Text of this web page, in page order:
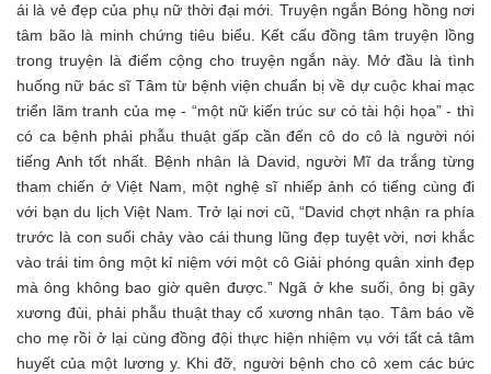
ái là vẻ đẹp của phụ nữ thời đại mới. Truyện ngắn Bóng hồng nơi
tâm bão là minh chứng tiêu biểu. Kết cấu đồng tâm truyện lồng
trong truyện là điểm cộng cho truyện ngắn này. Mở đầu là tình
huống nữ bác sĩ Tâm từ bệnh viện chuẩn bị về dự cuộc khai mạc
triển lãm tranh của mẹ - “một nữ kiến trúc sư có tài hội họa” - thì
có ca bệnh phải phẫu thuật gấp cần đến cô do cô là người nói
tiếng Anh tốt nhất. Bệnh nhân là David, người Mĩ da trắng từng
tham chiến ở Việt Nam, một nghệ sĩ nhiếp ảnh có tiếng cùng đi
với bạn du lịch Việt Nam. Trở lại nơi cũ, “David chợt nhận ra phía
trước là con suối chảy vào cái thung lũng đẹp tuyệt vời, nơi khắc
vào trái tim ông một kỉ niệm với một cô Giải phóng quân xinh đẹp
mà ông không bao giờ quên được.” Ngã ở khe suối, ông bị gãy
xương đùi, phải phẫu thuật thay cổ xương nhân tạo. Tâm báo về
cho mẹ rồi ở lại cùng đồng đội thực hiện nhiệm vụ với tất cả tâm
huyết của một lương y. Khi đỡ, người bệnh cho cô xem các bức